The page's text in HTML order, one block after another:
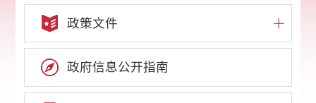
政策文件
政府信息公开指南